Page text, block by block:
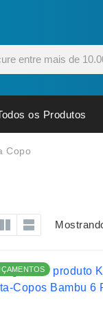
Executivos
os Produtos
Copo